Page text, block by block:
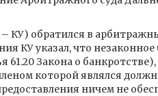
КУ) обратился в
КУ указал, что
Закона о
которой являлся
ничем не